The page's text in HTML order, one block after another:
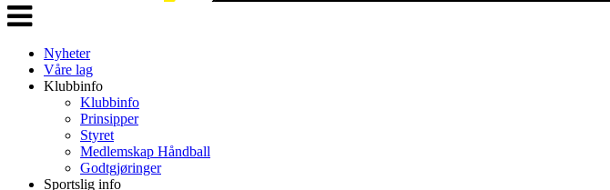
Veksle
navigasjon
Nyheter
Våre lag
Klubbinfo
Klubbinfo
Prinsipper
Styret
Medlemskap Håndball
Godtgjøringer
Sportslig info